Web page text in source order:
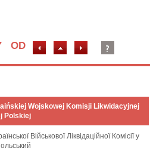
OD
Wojskowej Komisji Likwidacyjnej
Polskiej
Військової Ліквідаційної Комісії у